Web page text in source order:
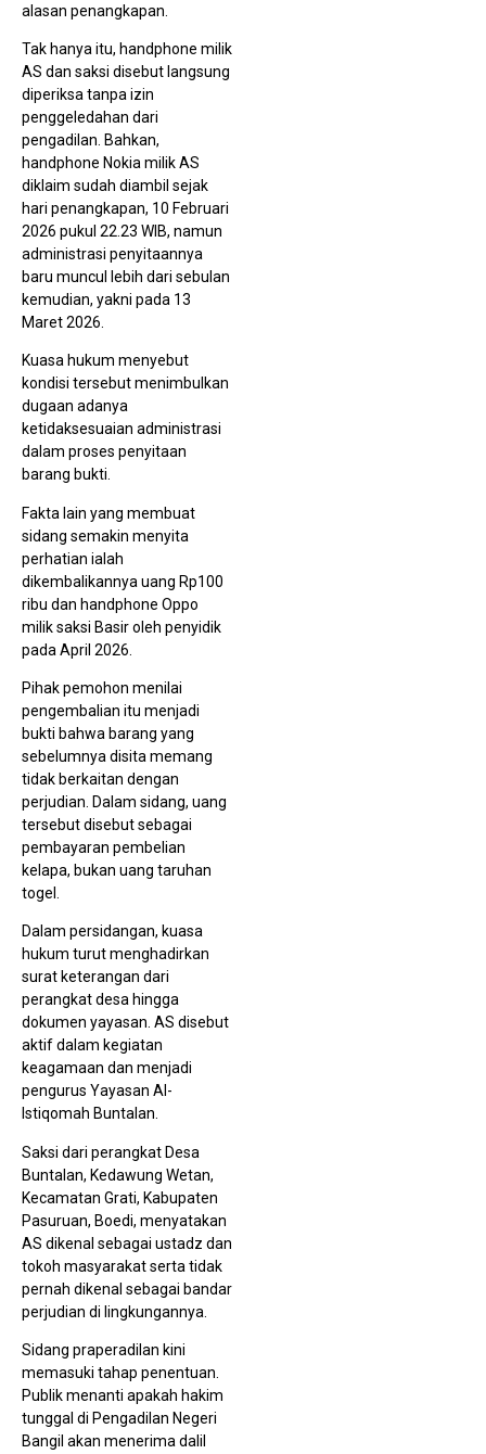
alasan penangkapan.
Tak hanya itu, handphone milik
AS dan saksi disebut langsung
diperiksa tanpa izin
penggeledahan dari
pengadilan. Bahkan,
handphone Nokia milik AS
diklaim sudah diambil sejak
hari penangkapan, 10 Februari
2026 pukul 22.23 WIB, namun
administrasi penyitaannya
baru muncul lebih dari sebulan
kemudian, yakni pada 13
Maret 2026.
Kuasa hukum menyebut
kondisi tersebut menimbulkan
dugaan adanya
ketidaksesuaian administrasi
dalam proses penyitaan
barang bukti.
Fakta lain yang membuat
sidang semakin menyita
perhatian ialah
dikembalikannya uang Rp100
ribu dan handphone Oppo
milik saksi Basir oleh penyidik
pada April 2026.
Pihak pemohon menilai
pengembalian itu menjadi
bukti bahwa barang yang
sebelumnya disita memang
tidak berkaitan dengan
perjudian. Dalam sidang, uang
tersebut disebut sebagai
pembayaran pembelian
kelapa, bukan uang taruhan
togel.
Dalam persidangan, kuasa
hukum turut menghadirkan
surat keterangan dari
perangkat desa hingga
dokumen yayasan. AS disebut
aktif dalam kegiatan
keagamaan dan menjadi
pengurus Yayasan Al-
Istiqomah Buntalan.
Saksi dari perangkat Desa
Buntalan, Kedawung Wetan,
Kecamatan Grati, Kabupaten
Pasuruan, Boedi, menyatakan
AS dikenal sebagai ustadz dan
tokoh masyarakat serta tidak
pernah dikenal sebagai bandar
perjudian di lingkungannya.
Sidang praperadilan kini
memasuki tahap penentuan.
Publik menanti apakah hakim
tunggal di Pengadilan Negeri
Bangil akan menerima dalil